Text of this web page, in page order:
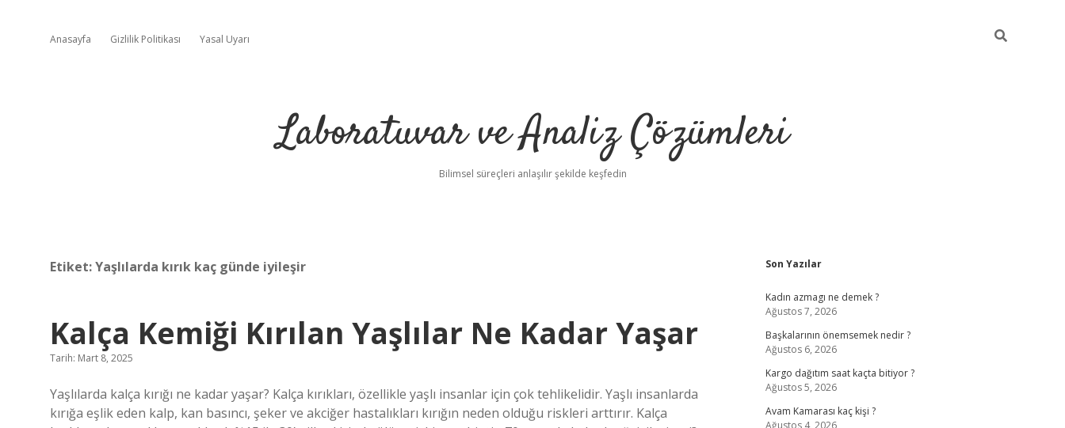
Anasayfa Gizlilik Politikası Yasal Uyarı
Laboratuvar ve Analiz Çözümleri
Bilimsel süreçleri anlaşılır şekilde keşfedin
Etiket:Yaşlılarda kırık kaç günde iyileşir
Kalça Kemiği Kırılan Yaşlılar Ne Kadar Yaşar
Tarih: Mart 8, 2025
Yaşlılarda kalça kırığı ne kadar yaşar? Kalça kırıkları, özellikle yaşlı insanlar için çok tehlikelidir. Yaşlı insanlarda
kırığa eşlik eden kalp, kan basıncı, şeker ve akciğer hastalıkları kırığın neden olduğu riskleri arttırır. Kalça
Sidebar
Son Yazılar
Kadın azmagı ne demek ?
Ağustos 7, 2026
Başkalarının önemsemek nedir ?
Ağustos 6, 2026
Kargo dağıtım saat kaçta bitiyor ?
Ağustos 5, 2026
Avam Kamarası kaç kişi ?
Ağustos 4, 2026